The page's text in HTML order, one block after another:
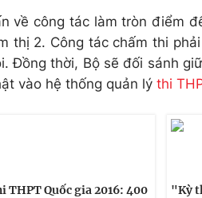
về công tác làm tròn điểm
thị 2. Công tác chấm thi
Đồng thời, Bộ sẽ đối sánh
vào hệ thống quản lý thi
THPT Quốc gia 2016: 400
"Kỳ